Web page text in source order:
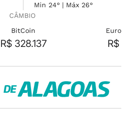
Min 24° | Máx 26°
CÂMBIO
BitCoin
R$ 328.137
Euro
R$